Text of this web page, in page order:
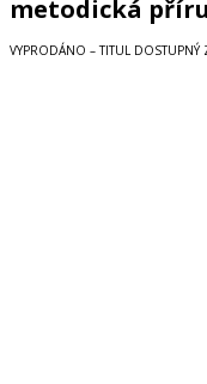
metodická
VYPRODÁNO – TITUL DOSTUPNÝ